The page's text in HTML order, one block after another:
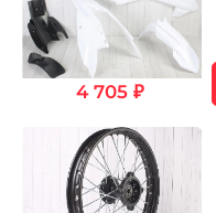
4 705 ₽